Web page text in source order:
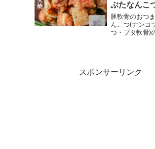
【★】
ぶたなんこ
の炭火焼き
レトルト食
常食・保存
宮崎 お試
豚軟骨のおつ
んこつ(ナンコ
つ・ブタ軟骨)
100g×4セット
温保存 非常食
菜 豚肉 ポーク...
スポンサーリンク